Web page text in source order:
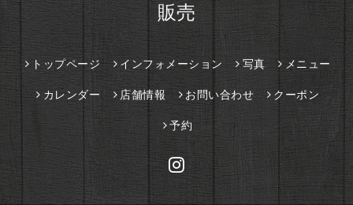
販売
トップページ インフォメーション 写真 メニュー
カレンダー 店舗情報 お問い合わせ クーポン
予約